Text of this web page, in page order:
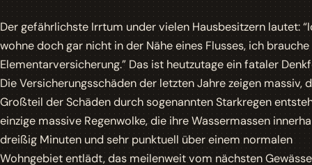
Der gefährlichste Irrtum under vielen Hausbesitzern lautet:
wohne doch gar nicht in der Nähe eines Flusses, ich brauche
Elementarversicherung.” Das ist heutzutage ein fataler
Die Versicherungsschäden der letzten Jahre zeigen massiv,
Großteil der Schäden durch sogenannten Starkregen
einzige massive Regenwolke, die ihre Wassermassen
dreißig Minuten und sehr punktuell über einem normalen
Wohngebiet entlädt, das meilenweit vom nächsten